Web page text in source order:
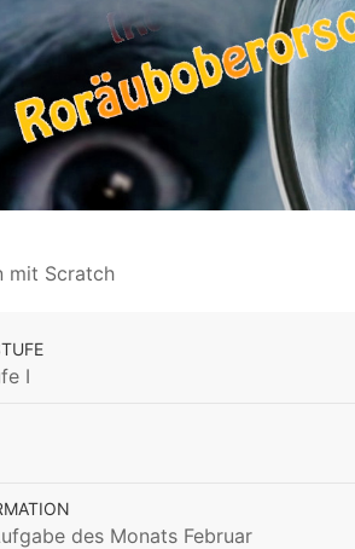
mit Scratch
I
des Monats Februar